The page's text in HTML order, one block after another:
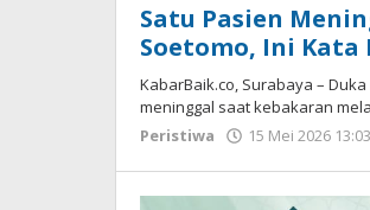
Satu Pasien
Soetomo, Ini Kata
KabarBaik.co, Surabaya –
meninggal saat kebakaran
Peristiwa
15 Mei 2026